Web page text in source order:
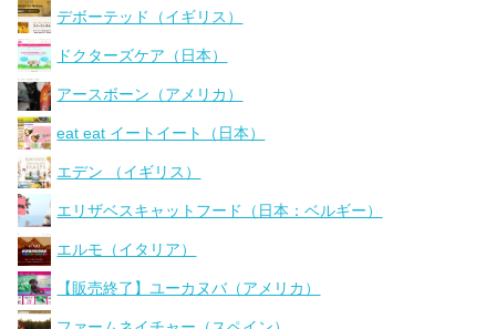
デボーテッド（イギリス）
ドクターズケア（日本）
アースボーン（アメリカ）
eat eat イートイート（日本）
エデン （イギリス）
エリザベスキャットフード（日本：ベルギー）
エルモ（イタリア）
【販売終了】ユーカヌバ（アメリカ）